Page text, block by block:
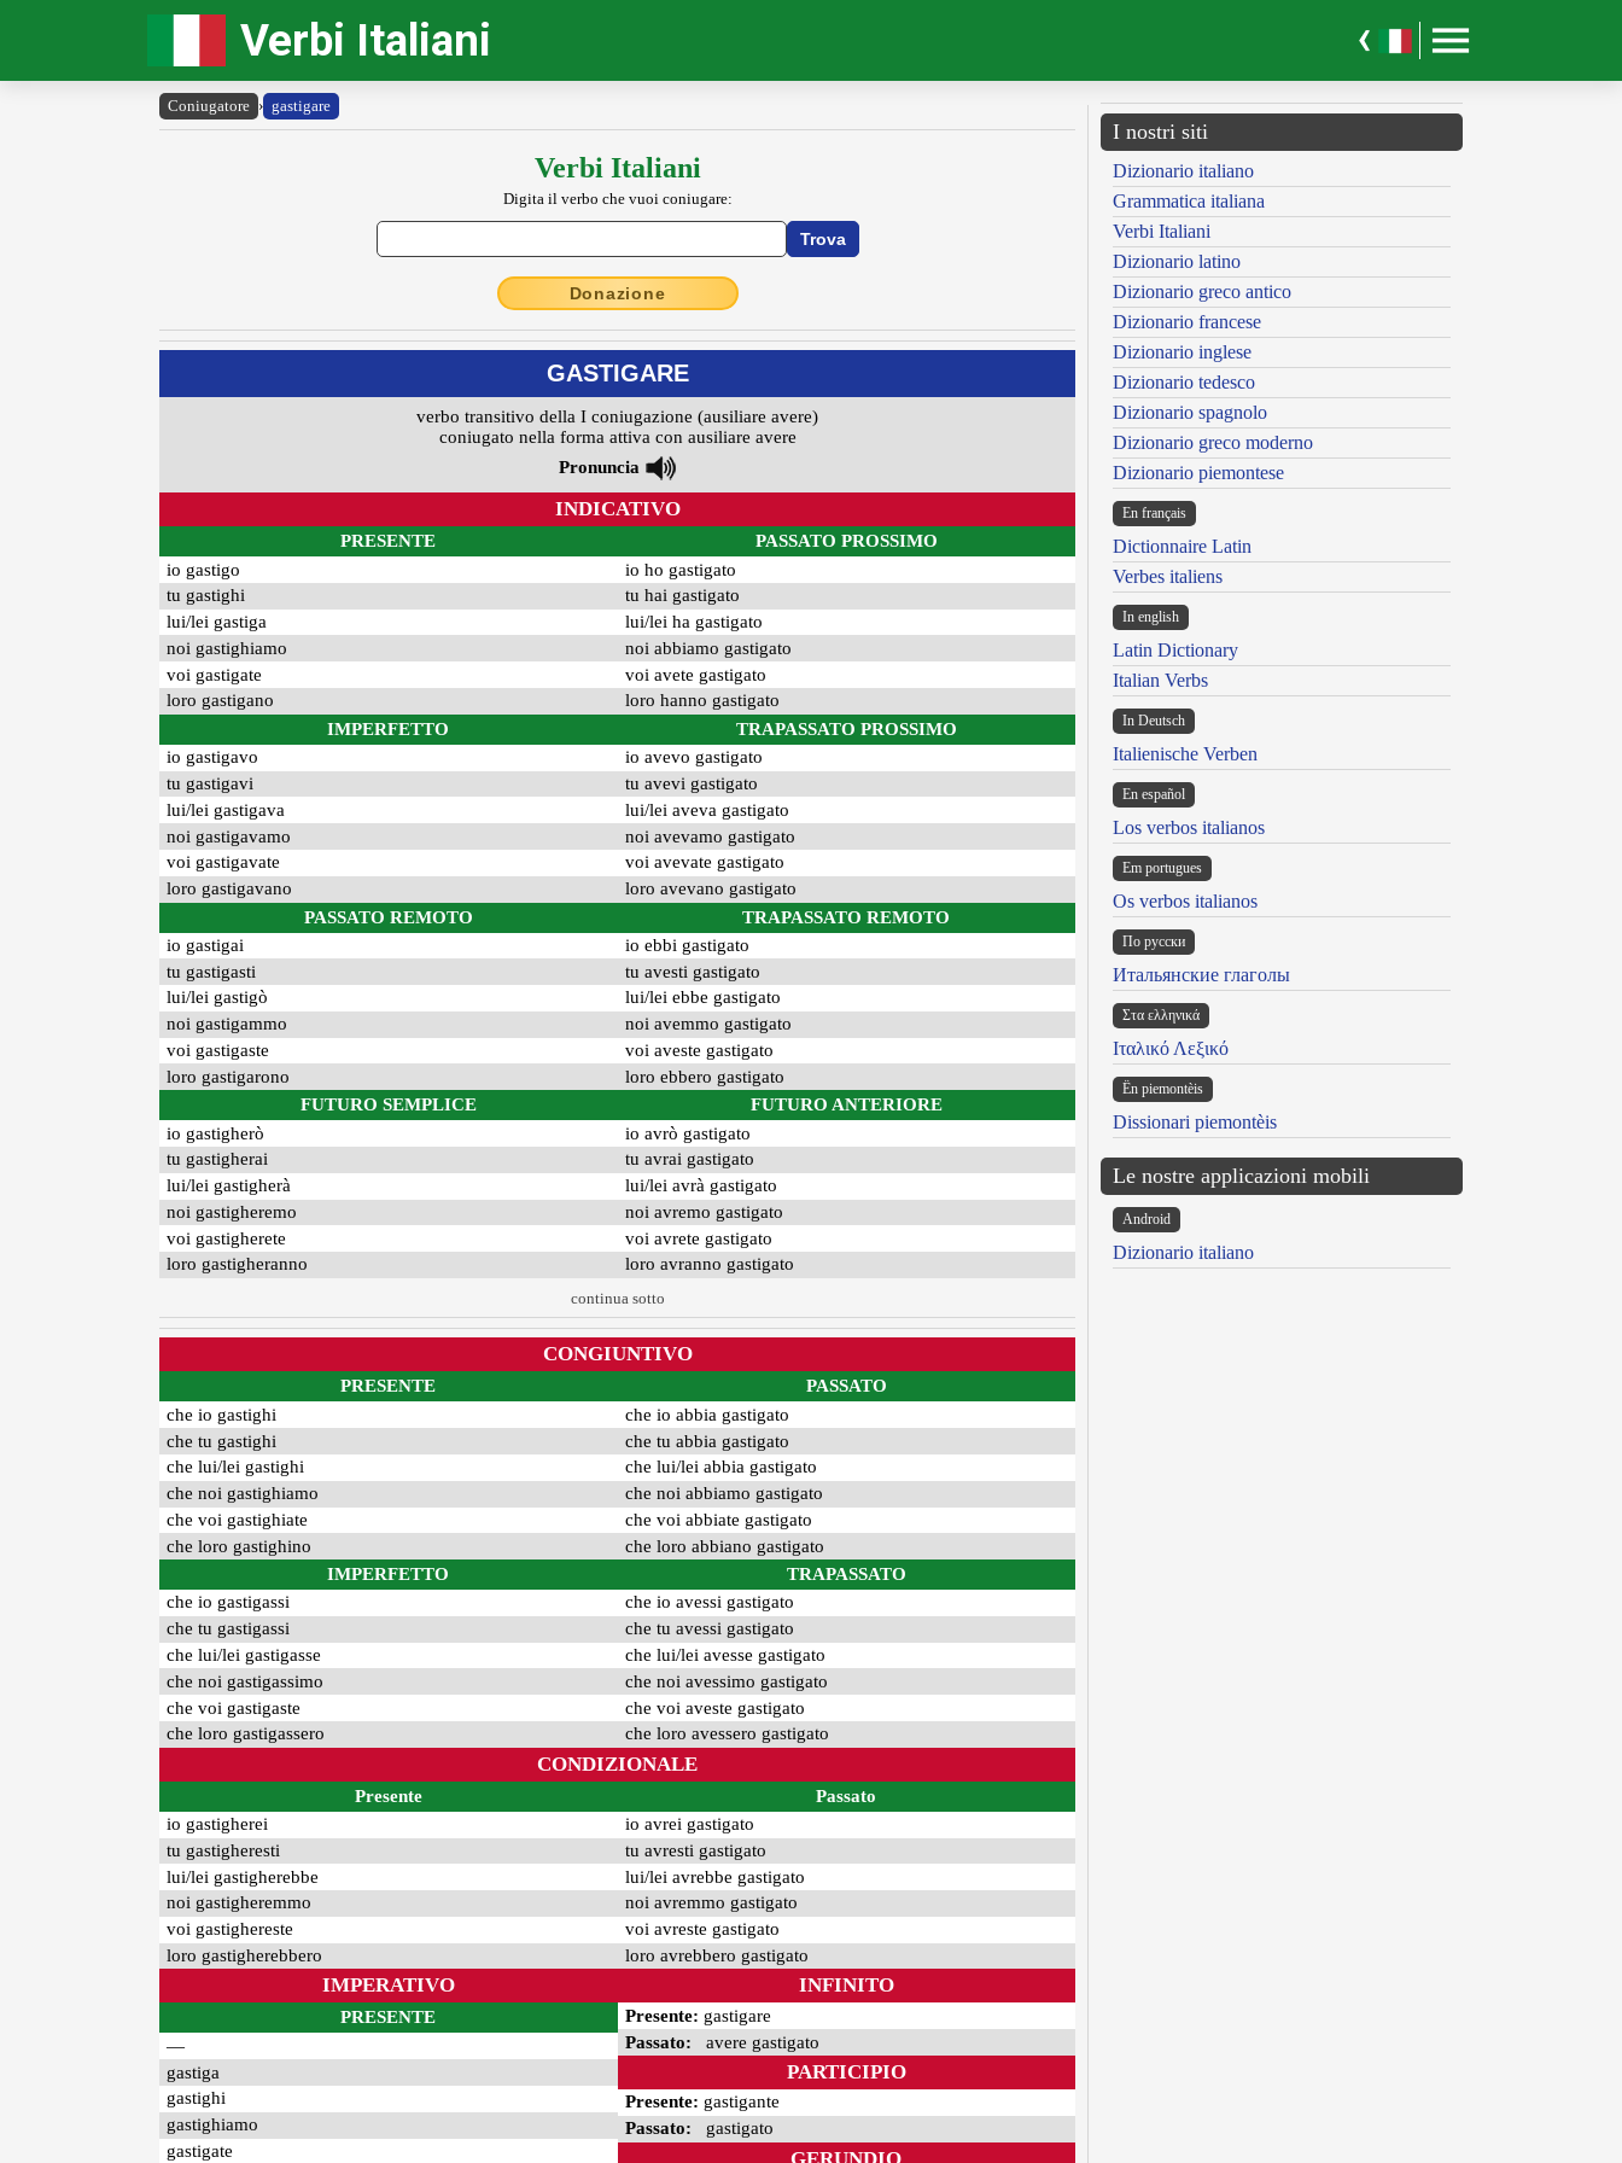
Verbi Italiani
Coniugatore › gastigare
Verbi Italiani
Digita il verbo che vuoi coniugare:
Donazione
GASTIGARE
verbo transitivo della I coniugazione (ausiliare avere)
coniugato nella forma attiva con ausiliare avere
Pronuncia
INDICATIVO
PRESENTE
io gastigo
tu gastighi
lui/lei gastiga
noi gastighiamo
voi gastigate
loro gastigano
IMPERFETTO
io gastigavo
tu gastigavi
lui/lei gastigava
noi gastigavamo
voi gastigavate
loro gastigavano
PASSATO REMOTO
io gastigai
tu gastigasti
lui/lei gastigò
noi gastigammo
voi gastigaste
loro gastigarono
FUTURO SEMPLICE
io gastigherò
tu gastigherai
lui/lei gastigherà
noi gastigheremo
voi gastigherete
loro gastigheranno
PASSATO PROSSIMO
io ho gastigato
tu hai gastigato
lui/lei ha gastigato
noi abbiamo gastigato
voi avete gastigato
loro hanno gastigato
TRAPASSATO PROSSIMO
io avevo gastigato
tu avevi gastigato
lui/lei aveva gastigato
noi avevamo gastigato
voi avevate gastigato
loro avevano gastigato
TRAPASSATO REMOTO
io ebbi gastigato
tu avesti gastigato
lui/lei ebbe gastigato
noi avemmo gastigato
voi aveste gastigato
loro ebbero gastigato
FUTURO ANTERIORE
io avrò gastigato
tu avrai gastigato
lui/lei avrà gastigato
noi avremo gastigato
voi avrete gastigato
loro avranno gastigato
continua sotto
CONGIUNTIVO
PRESENTE
che io gastighi
che tu gastighi
che lui/lei gastighi
che noi gastighiamo
che voi gastighiate
che loro gastighino
IMPERFETTO
che io gastigassi
che tu gastigassi
che lui/lei gastigasse
che noi gastigassimo
che voi gastigaste
che loro gastigassero
PASSATO
che io abbia gastigato
che tu abbia gastigato
che lui/lei abbia gastigato
che noi abbiamo gastigato
che voi abbiate gastigato
che loro abbiano gastigato
TRAPASSATO
che io avessi gastigato
che tu avessi gastigato
che lui/lei avesse gastigato
che noi avessimo gastigato
che voi aveste gastigato
che loro avessero gastigato
CONDIZIONALE
Presente
io gastigherei
tu gastigheresti
lui/lei gastigherebbe
noi gastigheremmo
voi gastighereste
loro gastigherebbero
Passato
io avrei gastigato
tu avresti gastigato
lui/lei avrebbe gastigato
noi avremmo gastigato
voi avreste gastigato
loro avrebbero gastigato
IMPERATIVO
PRESENTE
—
gastiga
gastighi
gastighiamo
gastigate
INFINITO
Presente: gastigare
Passato: avere gastigato
PARTICIPIO
Presente: gastigante
Passato: gastigato
GERUNDIO
I nostri siti
Dizionario italiano
Grammatica italiana
Verbi Italiani
Dizionario latino
Dizionario greco antico
Dizionario francese
Dizionario inglese
Dizionario tedesco
Dizionario spagnolo
Dizionario greco moderno
Dizionario piemontese
En français
Dictionnaire Latin
Verbes italiens
In english
Latin Dictionary
Italian Verbs
In Deutsch
Italienische Verben
En español
Los verbos italianos
Em portugues
Os verbos italianos
По русски
Итальянские глаголы
Στα ελληνικά
Ιταλικό Λεξικό
Ën piemontèis
Dissionari piemontèis
Le nostre applicazioni mobili
Android
Dizionario italiano